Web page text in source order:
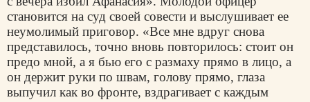
становится на суд своей совести и выслушивает ее
неумолимый приговор. «Все мне вдруг снова
представилось, точно вновь повторилось: стоит он
предо мной, а я бью его с размаху прямо в лицо, а
он держит руки по швам, голову прямо, глаза
выпучил как во фронте, вздрагивает с каждым